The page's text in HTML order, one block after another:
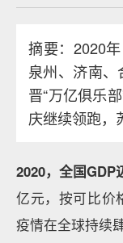
摘要：2020
泉州、济南
晋“万亿俱乐
庆继续领跑，
2020，全国GDP
亿元，按可比价
疫情在全球持续